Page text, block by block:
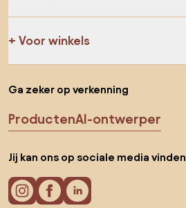
Voor winkels
Ga zeker op verkenning
ProductenAI-ontwerper
Jij kan ons op sociale media vinden